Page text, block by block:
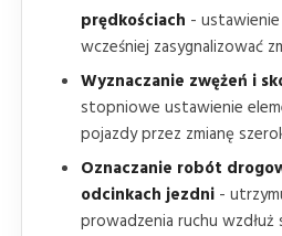
prędkościach -
wcześniej zasygnalizować
Wyznaczanie zwężeń i
stopniowe ustawienie
pojazdy przez zmianę
Oznaczanie robót
odcinkach jezdni -
prowadzenia ruchu